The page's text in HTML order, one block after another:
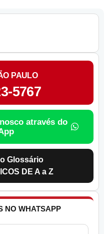
PAULO
5767
através do
Glossário
DE A a Z
NO WHATSAPP